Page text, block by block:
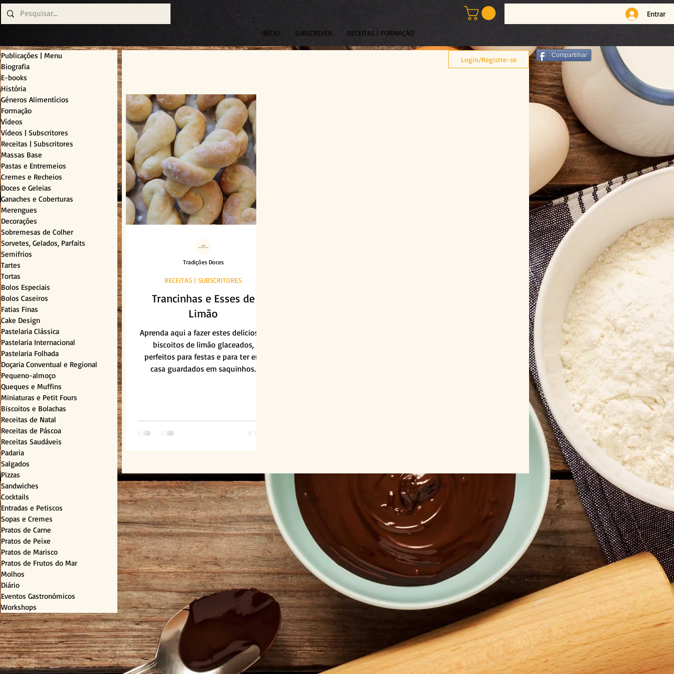
Entrar
INÍCIO SUBSCREVER RECEITAS | FORMAÇÃO
Publicações | Menu
Biografia
E-books
História
Géneros Alimentícios
Formação
Vídeos
Vídeos | Subscritores
Receitas | Subscritores
Massas Base
Pastas e Entremeios
Cremes e Recheios
Doces e Geleias
Ganaches e Coberturas
Merengues
Decorações
Sobremesas de Colher
Sorvetes, Gelados, Parfaits
Semifrios
Tartes
Tortas
Bolos Especiais
Bolos Caseiros
Fatias Finas
Cake Design
Pastelaria Clássica
Pastelaria Internacional
Pastelaria Folhada
Doçaria Conventual e Regional
Pequeno-almoço
Queques e Muffins
Miniaturas e Petit Fours
Biscoitos e Bolachas
Receitas de Natal
Receitas de Páscoa
Receitas Saudáveis
Padaria
Salgados
Pizzas
Sandwiches
Cocktails
Entradas e Petiscos
Sopas e Cremes
Pratos de Carne
Pratos de Peixe
Pratos de Marisco
Pratos de Frutos do Mar
Molhos
Diário
Eventos Gastronómicos
Workshops
Login/Registre-se
Trancinhas e Esses de
Limão
Aprenda aqui a fazer estes deliciosos
biscoitos de limão glaceados,
perfeitos para festas e para ter em
casa guardados em saquinhos.
RECEITAS | SUBSCRITORES
Tradições Doces
Compartilhar